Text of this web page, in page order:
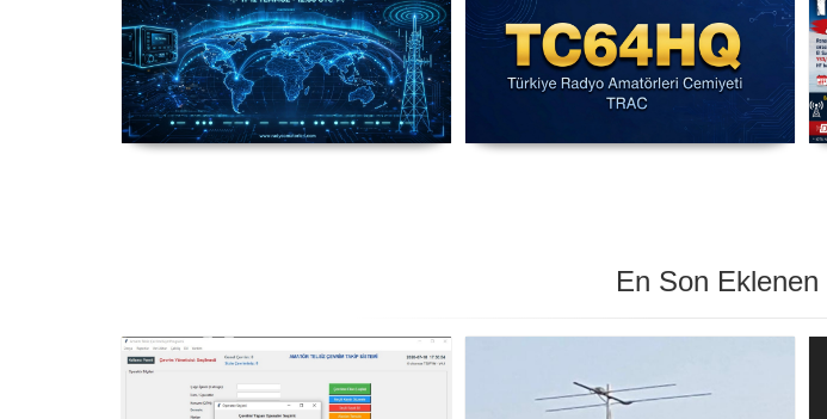
IARU HF World Championship
IARU HF Yarışması TC64HQ
En Son Eklenen